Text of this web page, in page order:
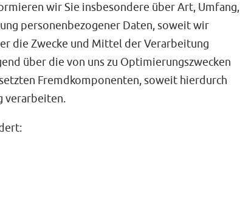
wir Sie insbesondere über Art, Umfang,
personenbezogener Daten, soweit wir
die Zwecke und Mittel der Verarbeitung
über die von uns zu Optimierungszwecken
Fremdkomponenten, soweit hierdurch
verarbeiten.